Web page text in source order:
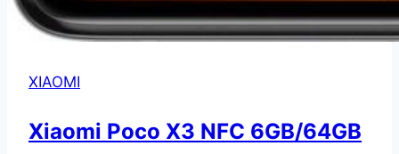
XIAOMI
Xiaomi Poco X3 NFC 6GB/64GB